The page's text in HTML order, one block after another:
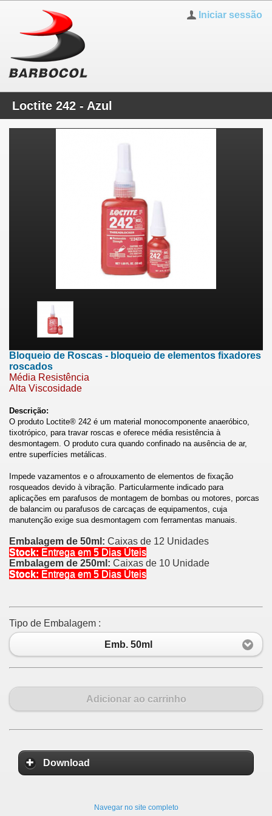
Iniciar sessão
Loctite 242 - Azul
Bloqueio de Roscas - bloqueio de elementos fixadores
roscados
Média Resistência
Alta Viscosidade
Descrição:
O produto Loctite® 242 é um material monocomponente anaeróbico,
tixotrópico, para travar roscas e oferece média resistência à
desmontagem. O produto cura quando confinado na ausência de ar,
entre superfícies metálicas.
Impede vazamentos e o afrouxamento de elementos de fixação
rosqueados devido à vibração. Particularmente indicado para
aplicações em parafusos de montagem de bombas ou motores, porcas
de balancim ou parafusos de carcaças de equipamentos, cuja
manutenção exige sua desmontagem com ferramentas manuais.
Embalagem de 50ml: Caixas de 12 Unidades
Stock: Entrega em 5 Dias Úteis
Embalagem de 250ml: Caixas de 10 Unidade
Stock: Entrega em 5 Dias Úteis
Tipo de Embalagem :
Emb. 50ml
Adicionar ao carrinho
Download
Navegar no site completo